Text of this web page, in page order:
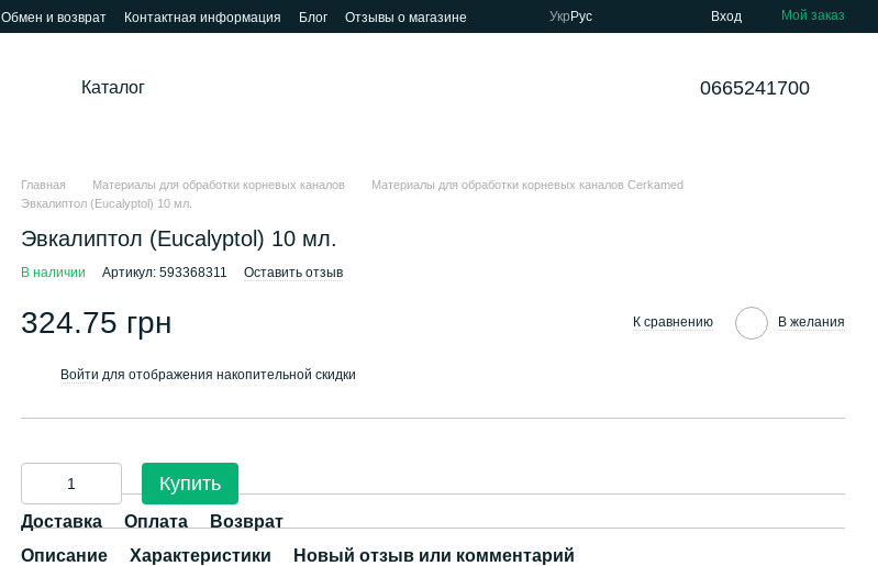
Обмен и возврат Контактная информация Блог Отзывы о магазине Укр Рус Вход Мой заказ
Каталог 0665241700
Главная Материалы для обработки корневых каналов
Материалы для обработки корневых каналов Cerkamed
Эвкалиптол (Eucalyptol) 10 мл.
Эвкалиптол (Eucalyptol) 10 мл.
В наличии Артикул: 593368311 Оставить отзыв
324.75 грн К сравнению В желания
Войти для отображения накопительной скидки
Купить
Доставка Оплата
Возврат
Описание
Характеристики Новый отзыв или комментарий